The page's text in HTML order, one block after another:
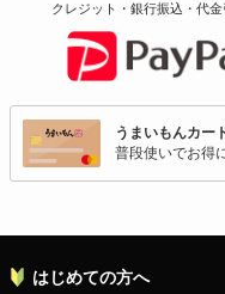
クレジット・銀行振込・代
うまいもんカー
普段使いでお得
はじめての方へ